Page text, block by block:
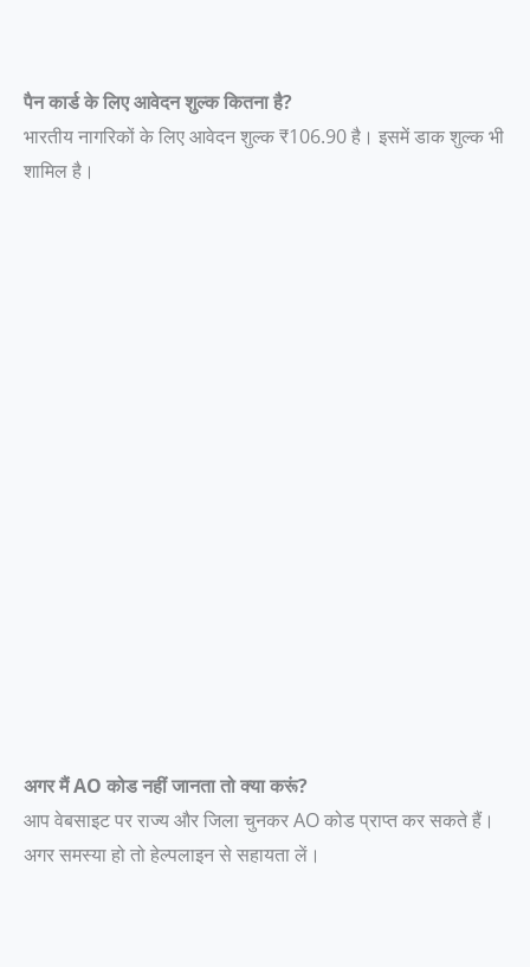
पैन कार्ड के लिए आवेदन शुल्क कितना है?
भारतीय नागरिकों के लिए आवेदन शुल्क ₹106.90 है। इसमें डाक शुल्क भी
शामिल है।
अगर मैं AO कोड नहीं जानता तो क्या करूं?
आप वेबसाइट पर राज्य और जिला चुनकर AO कोड प्राप्त कर सकते हैं।
अगर समस्या हो तो हेल्पलाइन से सहायता लें।